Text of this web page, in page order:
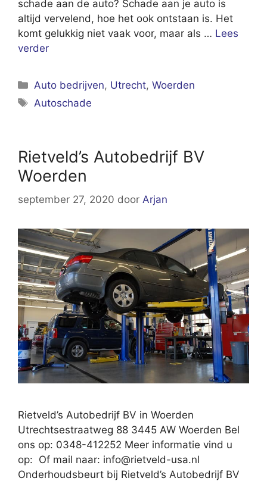
schade aan de auto? Schade aan je auto is
altijd vervelend, hoe het ook ontstaan is. Het
komt gelukkig niet vaak voor, maar als … Lees
verder
Categorieën
Auto bedrijven, Utrecht,Woerden
Tags
Autoschade
Rietveld’s Autobedrijf BV
Woerden
september 27, 2020 door Arjan
Rietveld’s Autobedrijf BV in Woerden
Utrechtsestraatweg 88 3445 AW Woerden Bel
ons op: 0348-412252 Meer informatie vind u
op: Of mail naar: info@rietveld-usa.nl
Onderhoudsbeurt bij Rietveld’s Autobedrijf BV